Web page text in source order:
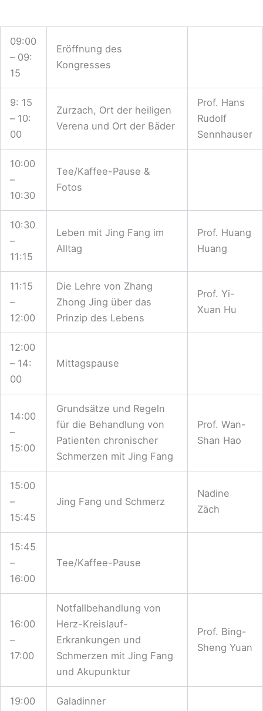
09:00
– 09:
15
Eröffnung des
Kongresses
9: 15
– 10:
00
Zurzach, Ort der heiligen
Verena und Ort der Bäder
Prof. Hans
Rudolf
Sennhauser
10:00
–
10:30
Tee/Kaffee-Pause &
Fotos
10:30
–
11:15
Leben mit Jing Fang im
Alltag
Prof. Huang
Huang
11:15
–
12:00
Die Lehre von Zhang
Zhong Jing über das
Prinzip des Lebens
Prof. Yi-
Xuan Hu
12:00
– 14:
00
Mittagspause
14:00
–
15:00
Grundsätze und Regeln
für die Behandlung von
Patienten chronischer
Schmerzen mit Jing Fang
Prof. Wan-
Shan Hao
15:00
–
15:45
Jing Fang und Schmerz
Nadine
Zäch
15:45
–
16:00
Tee/Kaffee-Pause
16:00
–
17:00
Notfallbehandlung von
Herz-Kreislauf-
Erkrankungen und
Schmerzen mit Jing Fang
und Akupunktur
Prof. Bing-
Sheng Yuan
19:00 Galadinner